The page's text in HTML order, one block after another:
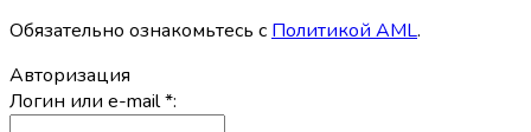
Обязательно ознакомьтесь с Политикой AML.
Авторизация
Логин или e-mail*: